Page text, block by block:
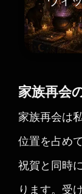
家族再会
家族再会は
位置を占め
祝賀と同時
ります。受